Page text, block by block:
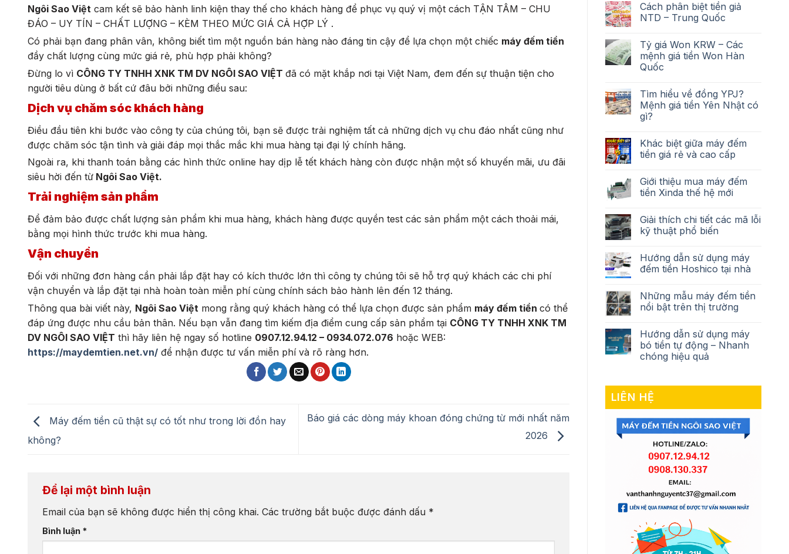
Ngôi Sao Việt cam kết sẽ bảo hành linh kiện thay thế cho khách hàng để phục vụ quý vị một cách TẬN TÂM – CHU
ĐÁO – UY TÍN – CHẤT LƯỢNG – KÈM THEO MỨC GIÁ CẢ HỢP LÝ .
Có phải bạn đang phân vân, không biết tìm một nguồn bán hàng nào đáng tin cậy để lựa chọn một chiếc máy đếm tiền
đầy chất lượng cùng mức giá rẻ, phù hợp phải không?
Đừng lo vì CÔNG TY TNHH XNK TM DV NGÔI SAO VIỆT đã có mặt khắp nơi tại Việt Nam, đem đến sự thuận tiện cho
người tiêu dùng ở bất cứ đâu bởi những điều sau:
Dịch vụ chăm sóc khách hàng
Điều đầu tiên khi bước vào công ty của chúng tôi, bạn sẽ được trải nghiệm tất cả những dịch vụ chu đáo nhất cũng như
được chăm sóc tận tình và giải đáp mọi thắc mắc khi mua hàng tại đại lý chính hãng.
Ngoài ra, khi thanh toán bằng các hình thức online hay dịp lễ tết khách hàng còn được nhận một số khuyến mãi, ưu đãi
siêu hời đến từ Ngôi Sao Việt.
Trải nghiệm sản phẩm
Để đảm bảo được chất lượng sản phẩm khi mua hàng, khách hàng được quyền test các sản phẩm một cách thoải mái,
bằng mọi hình thức trước khi mua hàng.
Vận chuyển
Đối với những đơn hàng cần phải lắp đặt hay có kích thước lớn thì công ty chúng tôi sẽ hỗ trợ quý khách các chi phí
vận chuyển và lắp đặt tại nhà hoàn toàn miễn phí cùng chính sách bảo hành lên đến 12 tháng.
Thông qua bài viết này, Ngôi Sao Việt mong rằng quý khách hàng có thể lựa chọn được sản phẩm máy đếm tiền có thể
đáp ứng được nhu cầu bản thân. Nếu bạn vẫn đang tìm kiếm địa điểm cung cấp sản phẩm tại CÔNG TY TNHH XNK TM
DV NGÔI SAO VIỆT thì hãy liên hệ ngay số hotline 0907.12.94.12 – 0934.072.076 hoặc WEB:
https://maydemtien.net.vn/ để nhận được tư vấn miễn phí và rõ ràng hơn.
Máy đếm tiền cũ thật sự có tốt như trong lời đồn hay
không?
Báo giá các dòng máy khoan đóng chứng từ mới nhất năm
2026
Để lại một bình luận
Email của bạn sẽ không được hiển thị công khai. Các trường bắt buộc được đánh dấu *
Bình luận *
Cách phân biệt tiền giả
NTD – Trung Quốc
Tỷ giá Won KRW – Các
mệnh giá tiền Won Hàn
Quốc
Tìm hiểu về đồng YPJ?
Mệnh giá tiền Yên Nhật có
gì?
Khác biệt giữa máy đếm
tiền giá rẻ và cao cấp
Giới thiệu mua máy đếm
tiền Xinda thế hệ mới
Giải thích chi tiết các mã lỗi
kỹ thuật phổ biến
Hướng dẫn sử dụng máy
đếm tiền Hoshico tại nhà
Những mẫu máy đếm tiền
nổi bật trên thị trường
Hướng dẫn sử dụng máy
bó tiền tự động – Nhanh
chóng hiệu quả
LIÊN HỆ